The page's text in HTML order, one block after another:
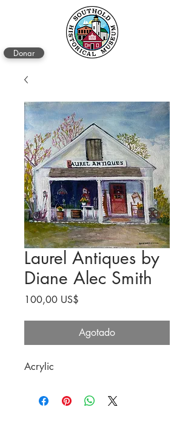
Donar
Laurel Antiques by
Diane Alec Smith
100,00 US$
Agotado
Acrylic